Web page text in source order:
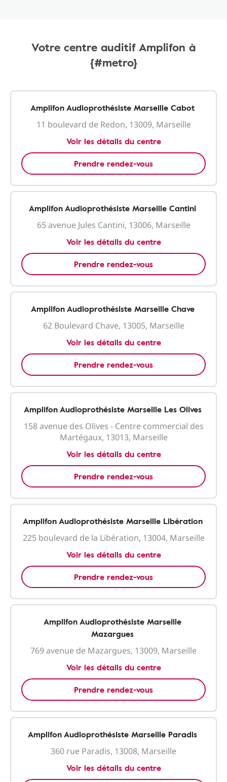
Votre centre auditif Amplifon à
{#metro}
Amplifon Audioprothésiste Marseille Cabot
11 boulevard de Redon, 13009, Marseille
Voir les détails du centre
Prendre rendez-vous
Amplifon Audioprothésiste Marseille Cantini
65 avenue Jules Cantini, 13006, Marseille
Voir les détails du centre
Prendre rendez-vous
Amplifon Audioprothésiste Marseille Chave
62 Boulevard Chave, 13005, Marseille
Voir les détails du centre
Prendre rendez-vous
Amplifon Audioprothésiste Marseille Les Olives
158 avenue des Olives - Centre commercial des
Martégaux, 13013, Marseille
Voir les détails du centre
Prendre rendez-vous
Amplifon Audioprothésiste Marseille Libération
225 boulevard de la Libération, 13004, Marseille
Voir les détails du centre
Prendre rendez-vous
Amplifon Audioprothésiste Marseille
Mazargues
769 avenue de Mazargues, 13009, Marseille
Voir les détails du centre
Prendre rendez-vous
Amplifon Audioprothésiste Marseille Paradis
360 rue Paradis, 13008, Marseille
Voir les détails du centre